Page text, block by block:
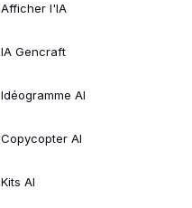
Afficher l'IA
IA Gencraft
Idéogramme AI
Copycopter AI
Kits AI